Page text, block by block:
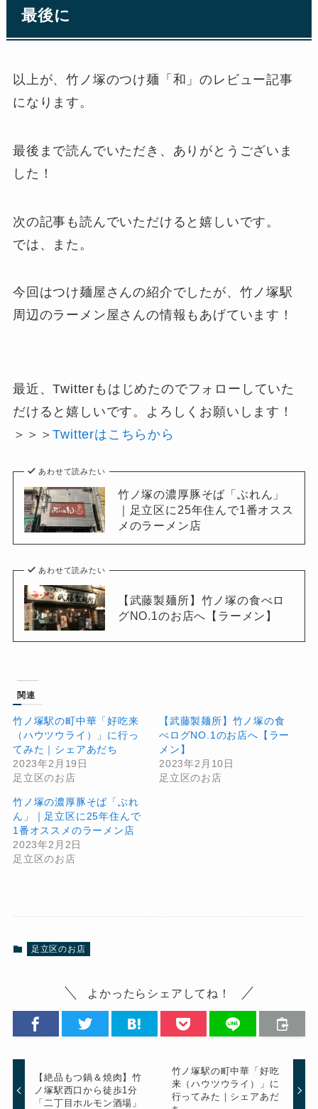
最後に
以上が、竹ノ塚のつけ麺「和」のレビュー記事
になります。
最後まで読んでいただき、ありがとうございま
した！
次の記事も読んでいただけると嬉しいです。
では、また。
今回はつけ麺屋さんの紹介でしたが、竹ノ塚駅
周辺のラーメン屋さんの情報もあげています！
最近、Twitterもはじめたのでフォローしていた
だけると嬉しいです。よろしくお願いします！
＞＞＞Twitterはこちらから
あわせて読みたい
竹ノ塚の濃厚豚そば「ぶれん」
｜足立区に25年住んで1番オスス
メのラーメン店
あわせて読みたい
【武藤製麺所】竹ノ塚の食べロ
グNO.1のお店へ【ラーメン】
関連
竹ノ塚駅の町中華「好吃来
（ハウツウライ）」に行っ
てみた｜シェアあだち
2023年2月19日
足立区のお店
【武藤製麺所】竹ノ塚の食
べログNO.1のお店へ【ラー
メン】
2023年2月10日
足立区のお店
竹ノ塚の濃厚豚そば「ぶれ
ん」｜足立区に25年住んで
1番オススメのラーメン店
2023年2月2日
足立区のお店
足立区のお店
よかったらシェアしてね！
【絶品もつ鍋＆焼肉】竹
ノ塚駅西口から徒歩1分
「二丁目ホルモン酒場」
竹ノ塚駅の町中華「好吃
来（ハウツウライ）」に
行ってみた｜シェアあだ